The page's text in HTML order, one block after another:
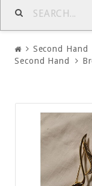
Second Hand
Second Hand